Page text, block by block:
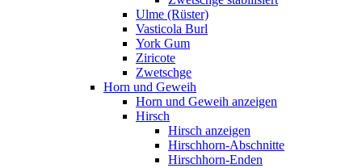
Ulme (Rüster)
Vasticola Burl
York Gum
Ziricote
Zwetschge
Horn und Geweih
Horn und Geweih anzeigen
Hirsch
Hirsch anzeigen
Hirschhorn-Abschnitte
Hirschhorn-Enden